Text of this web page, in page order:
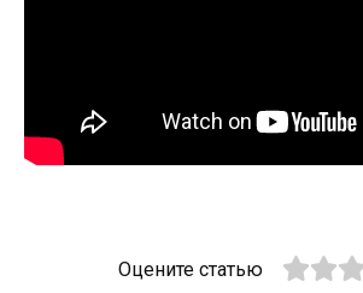
Оцените статью